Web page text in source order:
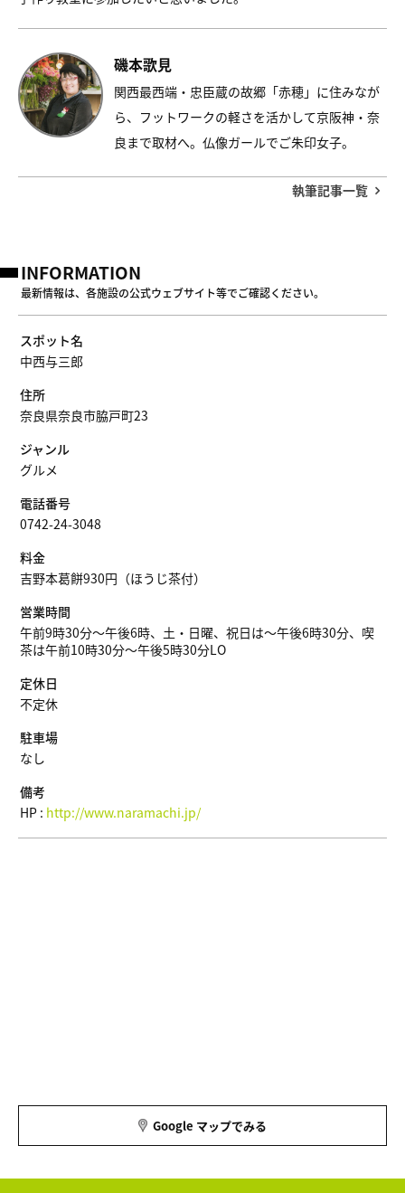
磯本歌見
関西最西端・忠臣蔵の故郷「赤穂」に住みなが
ら、フットワークの軽さを活かして京阪神・奈
良まで取材へ。仏像ガールでご朱印女子。
執筆記事一覧
INFORMATION
最新情報は、各施設の公式ウェブサイト等でご確認ください。
スポット名
中西与三郎
住所
奈良県奈良市脇戸町23
ジャンル
グルメ
電話番号
0742-24-3048
料金
吉野本葛餅930円（ほうじ茶付）
営業時間
午前9時30分～午後6時、土・日曜、祝日は～午後6時30分、喫
茶は午前10時30分～午後5時30分LO
定休日
不定休
駐車場
なし
備考
HP : http://www.naramachi.jp/
Google マップでみる